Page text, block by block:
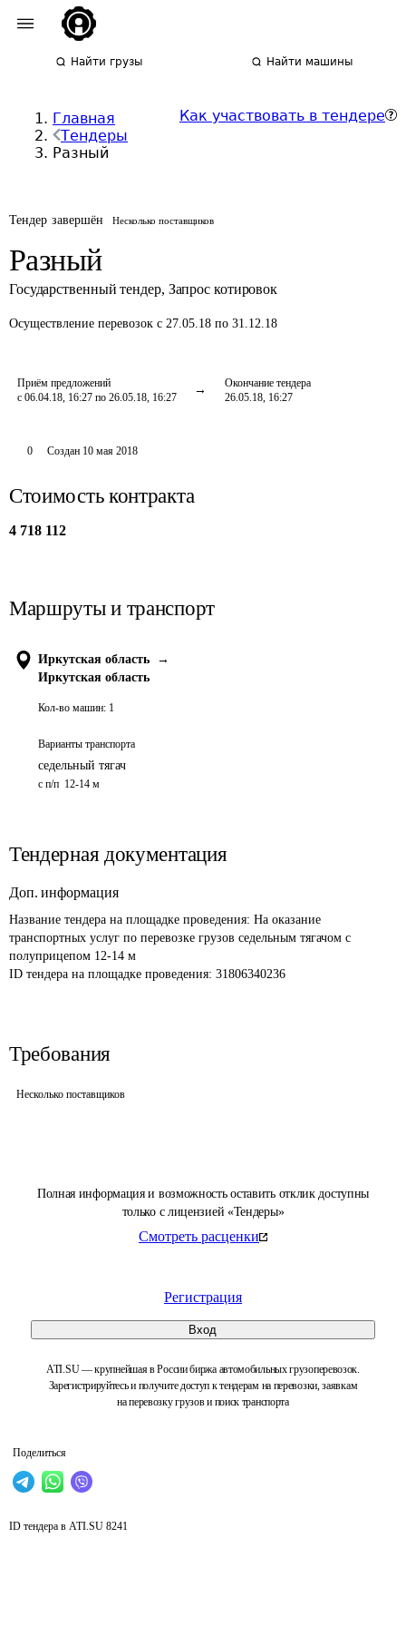
Найти грузы Найти машины
Главная
Тендеры
Разный
Как участвовать в тендере
Тендер завершён Несколько поставщиков
Разный
Государственный тендер, Запрос котировок
Осуществление перевозок с 27.05.18 по 31.12.18
Приём предложений
с 06.04.18, 16:27 по 26.05.18, 16:27
Окончание тендера
26.05.18, 16:27
Полная информация и возможность оставить отклик доступны
только с лицензией «Тендеры»
Смотреть расценки
Регистрация
Вход
ATI.SU — крупнейшая в России биржа автомобильных грузоперевозок.
Зарегистрируйтесь и получите доступ к тендерам на перевозки, заявкам
на перевозку грузов и поиск транспорта
Поделиться
0 Создан 10 мая 2018
Стоимость контракта
4 718 112
Маршруты и транспорт
Иркутская область
→
Иркутская область
Кол-во машин: 1
Варианты транспорта
седельный тягач
с п/п  12-14 м
Тендерная документация
Доп. информация
Название тендера на площадке проведения: На оказание
транспортных услуг по перевозке грузов седельным тягачом с
полуприцепом 12-14 м
ID тендера на площадке проведения: 31806340236
Требования
Несколько поставщиков
ID тендера в ATI.SU 8241